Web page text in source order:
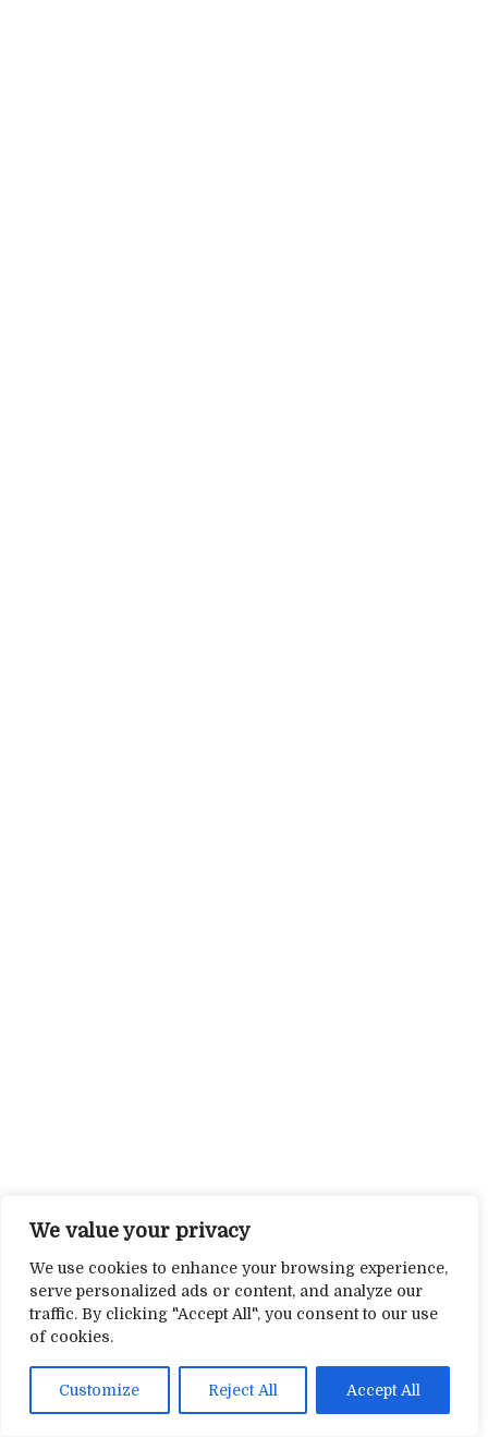
We value your privacy
We use cookies to enhance your browsing experience,
serve personalized ads or content, and analyze our
traffic. By clicking "Accept All", you consent to our use
of cookies.
Customize Reject All Accept All